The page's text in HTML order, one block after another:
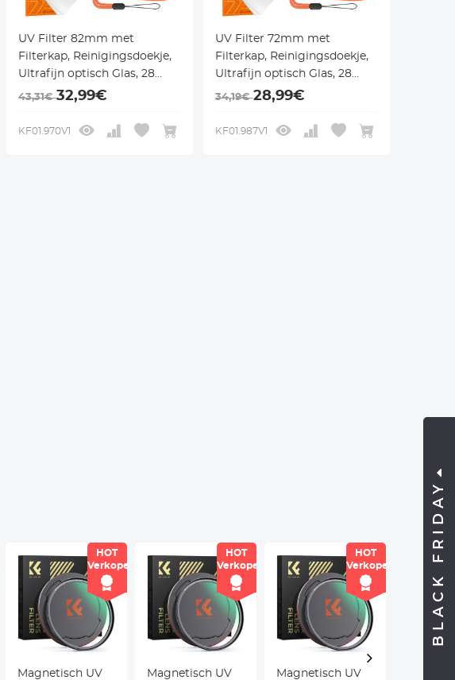
UV Filter 82mm met
Filterkap, Reinigingsdoekje,
Ultrafijn optisch Glas, 28
Multi Coatings - Nano Xcel
43,31€32,99€
KF01.970V1
UV Filter 72mm met
Filterkap, Reinigingsdoekje,
Ultrafijn optisch Glas, 28
Multi Coatings - Nano Xcel
34,19€28,99€
KF01.987V1
HOT
Verkoper
Magnetisch UV
HOT
Verkoper
Magnetisch UV
HOT
Verkoper
Magnetisch UV
BLACK FRIDAY